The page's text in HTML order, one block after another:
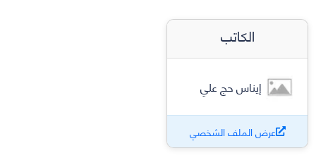
الكاتب
إيناس حج علي
عرض الملف الشخصي